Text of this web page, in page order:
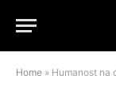
Home » Humanost na delu: